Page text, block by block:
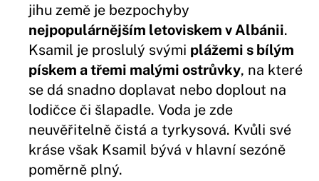
jihu země je bezpochyby
nejpopulárnějším letoviskem v Albánii.
Ksamil je proslulý svými plážemi s bílým
pískem a třemi malými ostrůvky, na které
se dá snadno doplavat nebo doplout na
lodičce či šlapadle. Voda je zde
neuvěřitelně čistá a tyrkysová. Kvůli své
kráse však Ksamil bývá v hlavní sezóně
poměrně plný.